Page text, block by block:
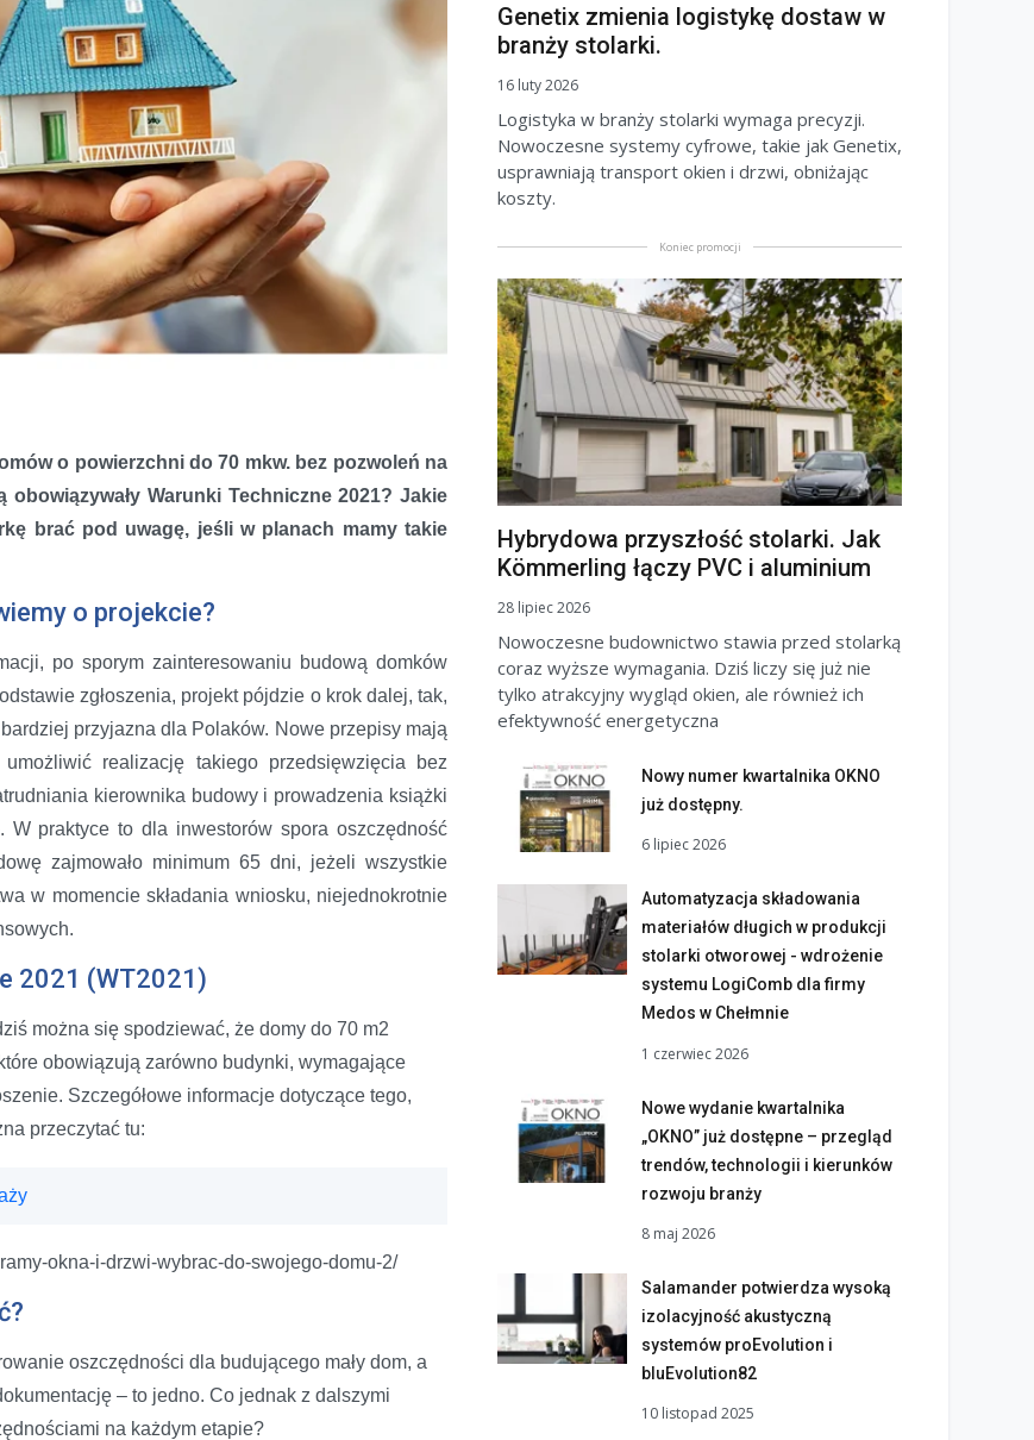
o powierzchni do 70 mkw. bez pozwoleń na
obowiązywały Warunki Techniczne 2021? Jakie
brać pod uwagę, jeśli w planach mamy takie
o projekcie?
po sporym zainteresowaniu budową domków
zgłoszenia, projekt pójdzie o krok dalej, tak,
przyjazna dla Polaków. Nowe przepisy mają
realizację takiego przedsięwzięcia bez
kierownika budowy i prowadzenia książki
W praktyce to dla inwestorów spora oszczędność
zajmowało minimum 65 dni, jeżeli wszystkie
w momencie składania wniosku, niejednokrotnie
2021 (WT2021)
można się spodziewać, że domy do 70 m2
obowiązują zarówno budynki, wymagające
Szczegółowe informacje dotyczące tego,
przeczytać tu:
okna-i-drzwi-wybrac-do-swojego-domu-2/
oszczędności dla budującego mały dom, a
– to jedno. Co jednak z dalszymi
na każdym etapie?
Genetix zmienia logistykę dostaw w
branży stolarki.
16 luty 2026
Logistyka w branży stolarki wymaga precyzji.
Nowoczesne systemy cyfrowe, takie jak Genetix,
usprawniają transport okien i drzwi, obniżając
koszty.
Koniec promocji
Hybrydowa przyszłość stolarki. Jak
Kömmerling łączy PVC i aluminium
28 lipiec 2026
Nowoczesne budownictwo stawia przed stolarką
coraz wyższe wymagania. Dziś liczy się już nie
tylko atrakcyjny wygląd okien, ale również ich
efektywność energetyczna
Nowy numer kwartalnika OKNO
już dostępny.
6 lipiec 2026
Automatyzacja składowania
materiałów długich w produkcji
stolarki otworowej - wdrożenie
systemu LogiComb dla firmy
Medos w Chełmnie
1 czerwiec 2026
Nowe wydanie kwartalnika
„OKNO” już dostępne – przegląd
trendów, technologii i kierunków
rozwoju branży
8 maj 2026
Salamander potwierdza wysoką
izolacyjność akustyczną
systemów proEvolution i
bluEvolution82
10 listopad 2025